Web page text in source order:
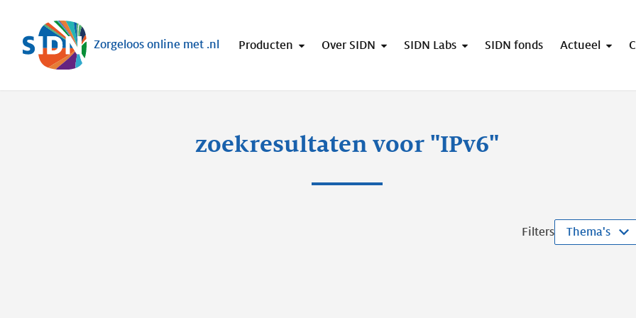
Sla navigatie over
Zorgeloos online met .nl Producten Over SIDN SIDN Labs SIDN fonds Actueel
zoekresultaten voor "IPv6"
Filters Thema's